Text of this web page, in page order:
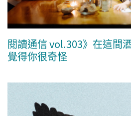
閱讀通信 vol.303》在這間
覺得你很奇怪